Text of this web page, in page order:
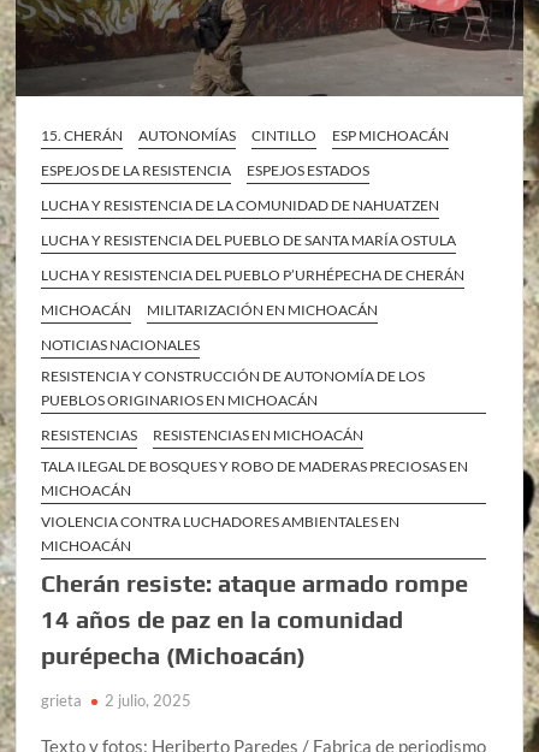
15. CHERÁN AUTONOMÍAS CINTILLO
ESP MICHOACÁN
ESPEJOS DE LA RESISTENCIA
ESPEJOS ESTADOS
LUCHA Y RESISTENCIA DE LA COMUNIDAD DE NAHUATZEN
LUCHA Y RESISTENCIA DEL PUEBLO DE SANTA MARÍA OSTULA
LUCHA Y RESISTENCIA DEL PUEBLO P’URHÉPECHA DE CHERÁN
MICHOACÁN
MILITARIZACIÓN EN MICHOACÁN
NOTICIAS NACIONALES
RESISTENCIA Y CONSTRUCCIÓN DE AUTONOMÍA DE LOS
PUEBLOS ORIGINARIOS EN MICHOACÁN
RESISTENCIAS
RESISTENCIAS EN MICHOACÁN
TALA ILEGAL DE BOSQUES Y ROBO DE MADERAS PRECIOSAS EN
MICHOACÁN
VIOLENCIA CONTRA LUCHADORES AMBIENTALES EN
MICHOACÁN
Cherán resiste: ataque armado rompe
14 años de paz en la comunidad
purépecha (Michoacán)
grieta 2 julio, 2025
Texto y fotos: Heriberto Paredes / Fabrica de periodismo